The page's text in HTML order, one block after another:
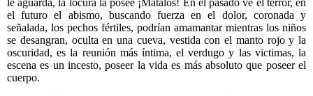
le aguarda, la locura la posee ¡Mátalos! En el pasado ve el terror, en
el futuro el abismo, buscando fuerza en el dolor, coronada y
señalada, los pechos fértiles, podrían amamantar mientras los niños
se desangran, oculta en una cueva, vestida con el manto rojo y la
oscuridad, es la reunión más íntima, el verdugo y las victimas, la
escena es un incesto, poseer la vida es más absoluto que poseer el
cuerpo.